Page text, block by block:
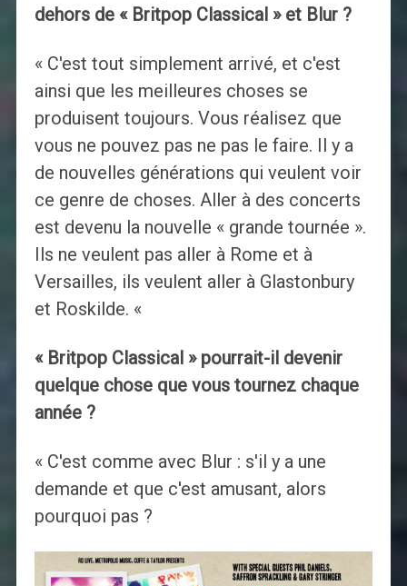
dehors de « Britpop Classical » et Blur ?
« C'est tout simplement arrivé, et c'est
ainsi que les meilleures choses se
produisent toujours. Vous réalisez que
vous ne pouvez pas ne pas le faire. Il y a
de nouvelles générations qui veulent voir
ce genre de choses. Aller à des concerts
est devenu la nouvelle « grande tournée ».
Ils ne veulent pas aller à Rome et à
Versailles, ils veulent aller à Glastonbury
et Roskilde. «
« Britpop Classical » pourrait-il devenir
quelque chose que vous tournez chaque
année ?
« C'est comme avec Blur : s'il y a une
demande et que c'est amusant, alors
pourquoi pas ?